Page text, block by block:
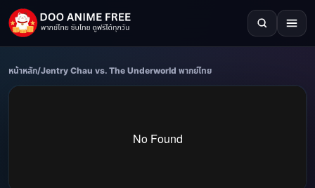
หน้าหลัก/Jentry Chau vs. The Underworld พากย์ไทย